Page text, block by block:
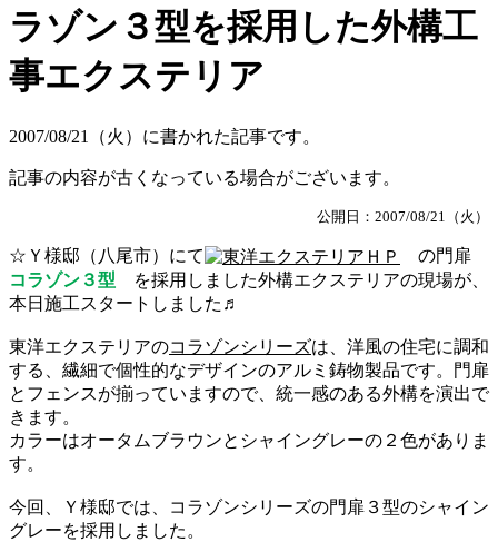
ラゾン３型を採用した外構工
事エクステリア
2007/08/21（火）に書かれた記事です。
記事の内容が古くなっている場合がございます。
公開日：2007/08/21（火）
☆Ｙ様邸（八尾市）にて
の門扉
コラゾン３型 を採用しました外構エクステリアの現場が、
本日施工スタートしました♬
東洋エクステリアのコラゾンシリーズは、洋風の住宅に調和
する、繊細で個性的なデザインのアルミ鋳物製品です。門扉
とフェンスが揃っていますので、統一感のある外構を演出で
きます。
カラーはオータムブラウンとシャイングレーの２色がありま
す。
今回、Ｙ様邸では、コラゾンシリーズの門扉３型のシャイン
グレーを採用しました。